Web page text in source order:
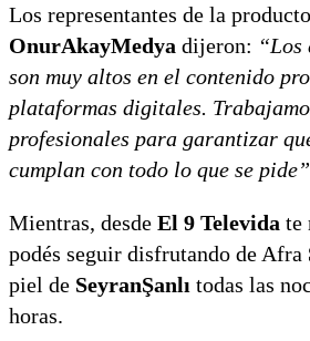
Los representantes de la
OnurAkayMedya dijeron: “Los
son muy altos en el contenido
plataformas digitales.
profesionales para garantizar
cumplan con todo lo que se
Mientras, desde El 9 Televida te
podés seguir disfrutando de Afra
piel de SeyranŞanlı todas las
horas.